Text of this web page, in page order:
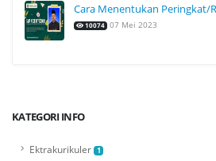
Cara Menentukan Peringkat/
10074 07 Mei 2023
KATEGORI INFO
Ektrakurikuler 1